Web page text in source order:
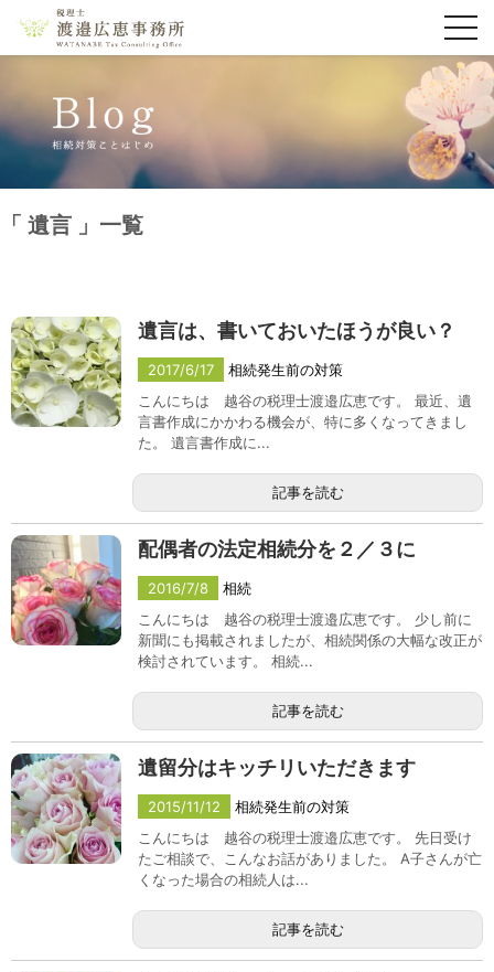
遺言 一覧
遺言は、書いておいたほうが良い？
2017/6/17
相続発生前の対策
こんにちは 越谷の税理士渡邉広恵です。 最近、遺
言書作成にかかわる機会が、特に多くなってきまし
た。 遺言書作成に...
記事を読む
配偶者の法定相続分を２／３に
2016/7/8
相続
こんにちは 越谷の税理士渡邉広恵です。 少し前に
新聞にも掲載されましたが、相続関係の大幅な改正が
検討されています。 相続...
記事を読む
遺留分はキッチリいただきます
2015/11/12
相続発生前の対策
こんにちは 越谷の税理士渡邉広恵です。 先日受け
たご相談で、こんなお話がありました。 A子さんが亡
くなった場合の相続人は...
記事を読む